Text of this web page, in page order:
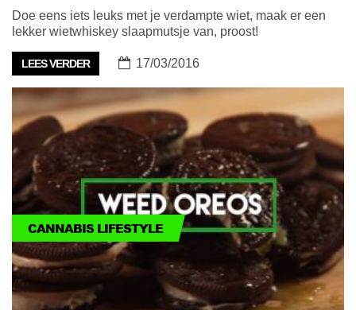
Doe eens iets leuks met je verdampte wiet, maak er een
lekker wietwhiskey slaapmutsje van, proost!
LEES VERDER 17/03/2016
CANNABIS LIFESTYLE